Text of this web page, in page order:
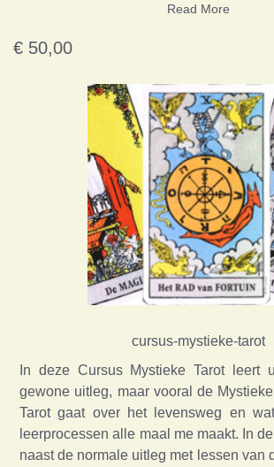
Read More
€ 50,00
cursus-mystieke-tarot
In deze Cursus Mystieke Tarot leert
gewone uitleg, maar vooral de
Tarot gaat over het levensweg en
leerprocessen alle maal me maakt. In
naast de normale uitleg met lessen van